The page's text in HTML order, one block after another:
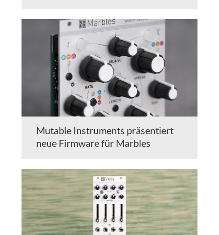
Mutable Instruments präsentiert
neue Firmware für Marbles